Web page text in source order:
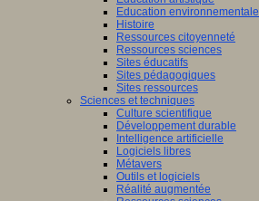
Education environnementale
Histoire
Ressources citoyenneté
Ressources sciences
Sites éducatifs
Sites pédagogiques
Sites ressources
Sciences et techniques
Culture scientifique
Développement durable
Intelligence artificielle
Logiciels libres
Métavers
Outils et logiciels
Réalité augmentée